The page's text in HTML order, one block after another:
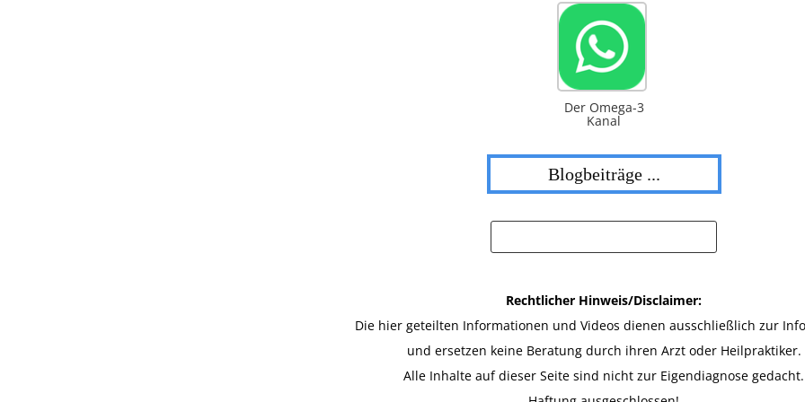
Der Omega-3
Kanal
Blogbeiträge ...
Rechtlicher Hinweis/Disclaimer:
Die hier geteilten Informationen und Videos dienen ausschließlich zur
und ersetzen keine Beratung durch ihren Arzt oder Heilpraktiker.
Alle Inhalte auf dieser Seite sind nicht zur Eigendiagnose gedacht.